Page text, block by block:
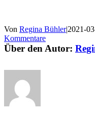
Von Regina Bühler|2021-
Kommentare
Über den Autor: